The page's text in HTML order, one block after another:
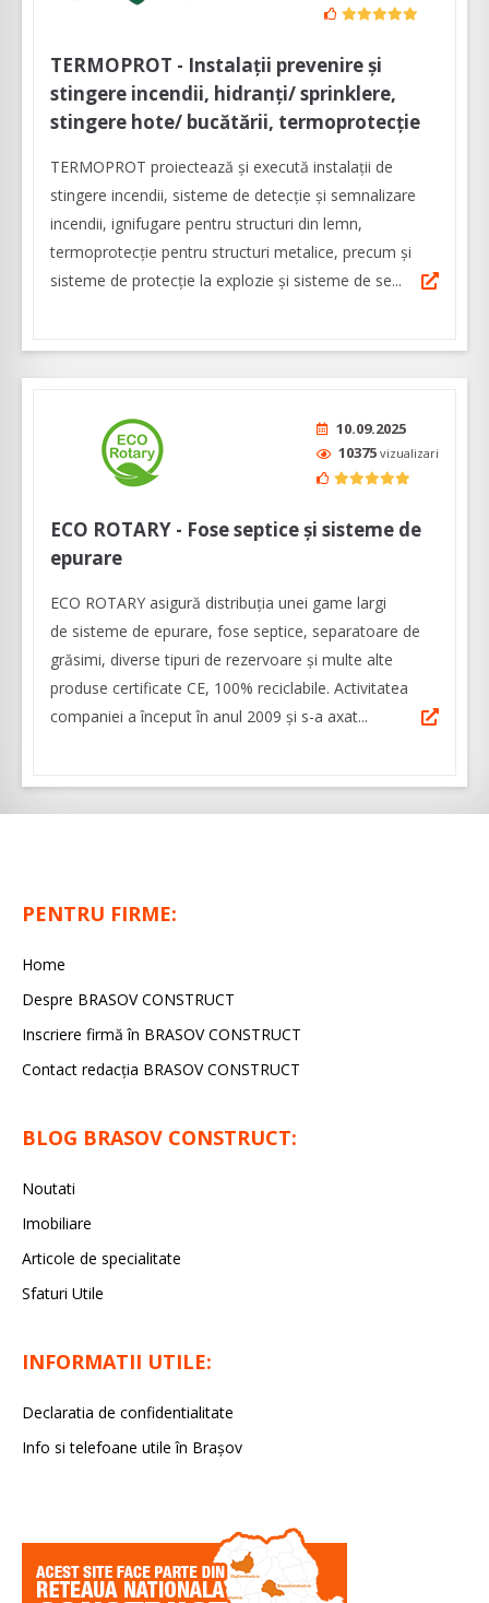
TERMOPROT - Instalații prevenire și
stingere incendii, hidranți/ sprinklere,
stingere hote/ bucătării, termoprotecție
TERMOPROT proiectează și execută instalații de
stingere incendii, sisteme de detecție și semnalizare
incendii, ignifugare pentru structuri din lemn,
termoprotecție pentru structuri metalice, precum și
sisteme de protecție la explozie și sisteme de se...
10.09.2025
10375 vizualizari
ECO ROTARY - Fose septice și sisteme de
epurare
ECO ROTARY asigură distribuția unei game largi
de sisteme de epurare, fose septice, separatoare de
grăsimi, diverse tipuri de rezervoare și multe alte
produse certificate CE, 100% reciclabile. Activitatea
companiei a început în anul 2009 și s-a axat...
PENTRU FIRME:
Home
Despre BRASOV CONSTRUCT
Inscriere firmă în BRASOV CONSTRUCT
Contact redacţia BRASOV CONSTRUCT
BLOG BRASOV CONSTRUCT:
Noutati
Imobiliare
Articole de specialitate
Sfaturi Utile
INFORMATII UTILE:
Declaratia de confidentialitate
Info si telefoane utile în Braşov